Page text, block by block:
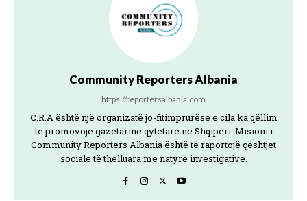
Community Reporters Albania
https://reportersalbania.com
C.R.A është një organizatë jo-fitimprurëse e cila ka qëllim
të promovojë gazetarinë qytetare në Shqipëri. Misioni i
Community Reporters Albania është të raportojë çështjet
sociale të thelluara me natyrë investigative.